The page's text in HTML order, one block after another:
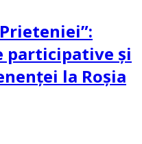
participative și
la Roșia